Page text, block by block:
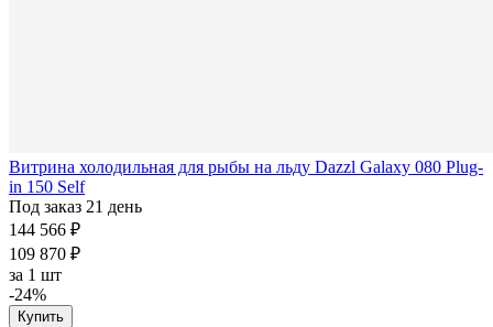
Витрина холодильная для рыбы на льду Dazzl Galaxy 080 Plug-
in 150 Self
Под заказ 21 день
144 566 ₽
109 870 ₽
за 1 шт
-24%
Купить